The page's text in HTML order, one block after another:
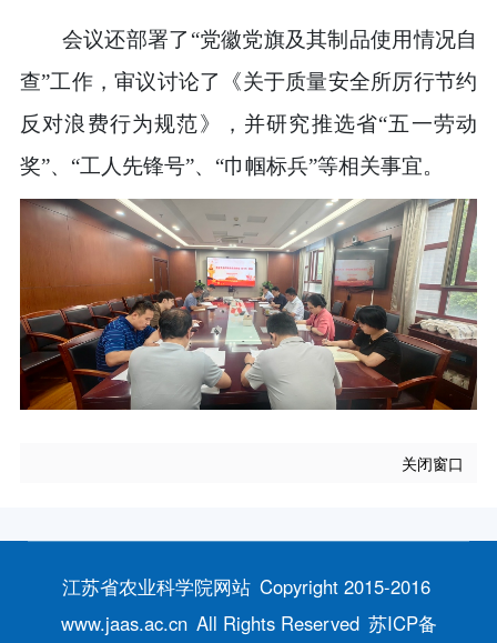
会议还部署了“党徽党旗及其制品使用情况自
查”工作，审议讨论了《关于质量安全所厉行节约
反对浪费行为规范》，并研究推选省“五一劳动
奖”、“工人先锋号”、“巾帼标兵”等相关事宜。
关闭窗口
江苏省农业科学院网站 Copyright 2015-2016
www.jaas.ac.cn All Rights Reserved 苏ICP备